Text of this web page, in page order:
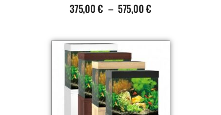
375,00€ – 575,00€